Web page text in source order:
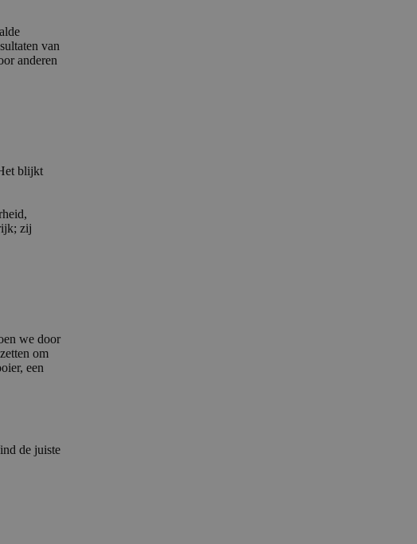
van
anderen
blijkt
zij
we door
om
een
de juiste